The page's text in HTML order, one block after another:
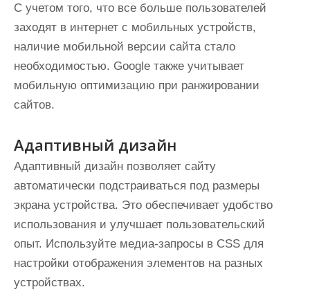
С учетом того, что все больше пользователей
заходят в интернет с мобильных устройств,
наличие мобильной версии сайта стало
необходимостью. Google также учитывает
мобильную оптимизацию при ранжировании
сайтов.
Адаптивный дизайн
Адаптивный дизайн позволяет сайту
автоматически подстраиваться под размеры
экрана устройства. Это обеспечивает удобство
использования и улучшает пользовательский
опыт. Используйте медиа-запросы в CSS для
настройки отображения элементов на разных
устройствах.